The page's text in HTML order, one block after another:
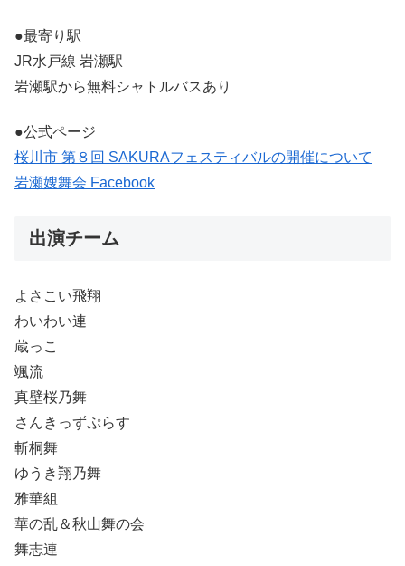
●最寄り駅
JR水戸線 岩瀬駅
岩瀬駅から無料シャトルバスあり
●公式ページ
桜川市 第８回 SAKURAフェスティバルの開催について
岩瀬嫂舞会 Facebook
出演チーム
よさこい飛翔
わいわい連
蔵っこ
颯流
真壁桜乃舞
さんきっずぷらす
斬桐舞
ゆうき翔乃舞
雅華組
華の乱＆秋山舞の会
舞志連